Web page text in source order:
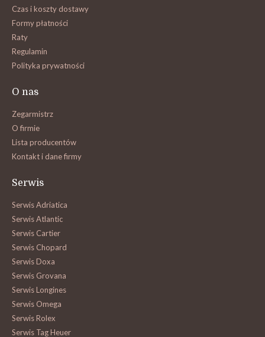
Czas i koszty dostawy
Formy płatności
Raty
Regulamin
Polityka prywatności
O nas
Zegarmistrz
O firmie
Lista producentów
Kontakt i dane firmy
Serwis
Serwis Adriatica
Serwis Atlantic
Serwis Cartier
Serwis Chopard
Serwis Doxa
Serwis Grovana
Serwis Longines
Serwis Omega
Serwis Rolex
Serwis Tag Heuer